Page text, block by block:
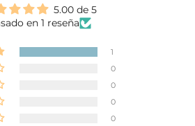
5.00 de 5
en 1 reseña
1
0
0
0
0